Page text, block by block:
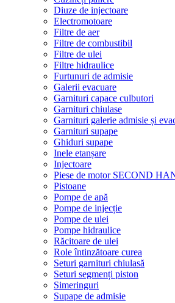
Diuze de injectoare
Electromotoare
Filtre de aer
Filtre de combustibil
Filtre de ulei
Filtre hidraulice
Furtunuri de admisie
Galerii evacuare
Garnituri capace culbutori
Garnituri chiulase
Garnituri galerie admisie și
Garnituri supape
Ghiduri supape
Inele etanșare
Injectoare
Piese de motor SECOND
Pistoane
Pompe de apă
Pompe de injecție
Pompe de ulei
Pompe hidraulice
Răcitoare de ulei
Role întinzătoare curea
Seturi garnituri chiulasă
Seturi segmenți piston
Simeringuri
Supape de admisie